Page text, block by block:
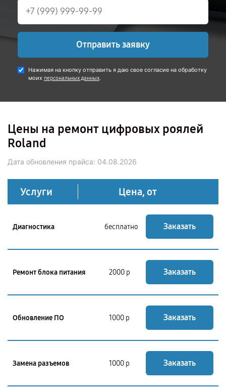
Отправить заявку
Нажимая на кнопку отправить я даю свое согласие на обработку
моих персональных данных.
Цены на ремонт цифровых роялей
Roland
Дата обновления прайса: 04.08.2026
Услуги Цена, от
Диагностика бесплатно Заказать
Ремонт блока питания 2000 р Заказать
Обновление ПО 1000 р Заказать
Замена разъемов 1000 р Заказать